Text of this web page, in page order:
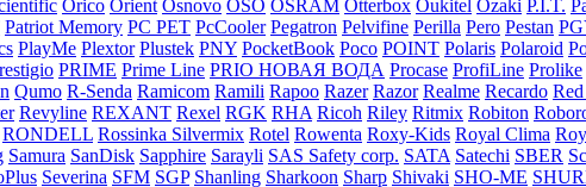
Orico Orient Osnovo OSO OSRAM Otterbox Oukitel Ozaki P.I.T.
Patriot Memory PC PET PcCooler Pegatron Pelvifine Perilla Pero Pestan
PlayMe Plextor Plustek PNY PocketBook Poco POINT Polaris Polaroid
PRIME Prime Line PRIO НОВАЯ ВОДА Procase ProfiLine Prolike
Qumo R-Senda Ramicom Ramili Rapoo Razer Razor Realme Recardo
Revyline REXANT Rexel RGK RHA Ricoh Riley Ritmix Robiton
RONDELL Rossinka Silvermix Rotel Rowenta Roxy-Kids Royal Clima
Samura SanDisk Sapphire Sarayli SAS Safety corp. SATA Satechi SBER
Severina SFM SGP Shanling Sharkoon Sharp Shivaki SHO-ME